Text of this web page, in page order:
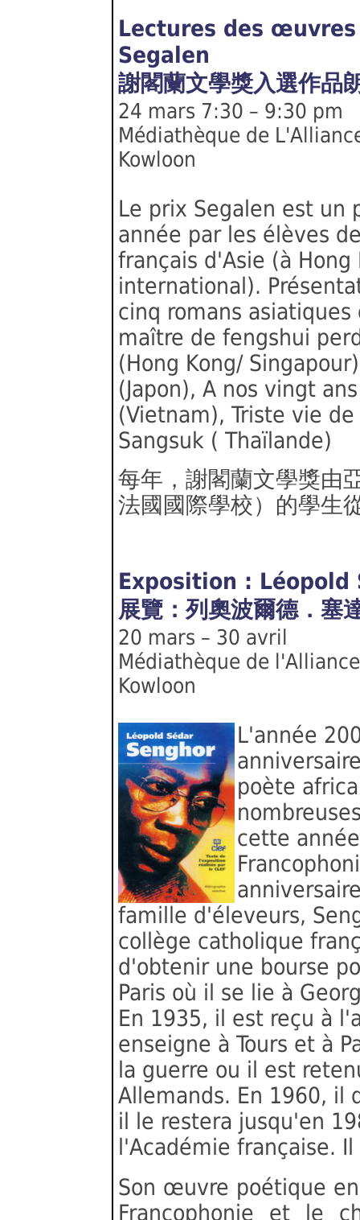
Lectures des
Segalen
謝閣蘭文學獎入選作品
24 mars 7:30 – 9:30 pm
Médiathèque de
Kowloon
Le prix Segalen est
année par les élèves
français d'Asie (à
international).
cinq romans
maître de fengshui
(Hong Kong/
(Japon), A nos vingt
(Vietnam), Triste vie
Sangsuk ( Thaïlande)
每年，謝閣蘭文學獎由
法國國際學校）的學生
Exposition : Léopold
展覽：列奧波爾德．塞
20 mars – 30 avril
Médiathèque de
Kowloon
L'année
poète
cette
famille d'éleveurs,
collège catholique
d'obtenir une bourse
Paris où il se lie à
En 1935, il est reçu à
enseigne à Tours et à
la guerre ou il est
Allemands. En 1960, il
il le restera jusqu'en
l'Académie française.
Son œuvre poétique
Francophonie et le